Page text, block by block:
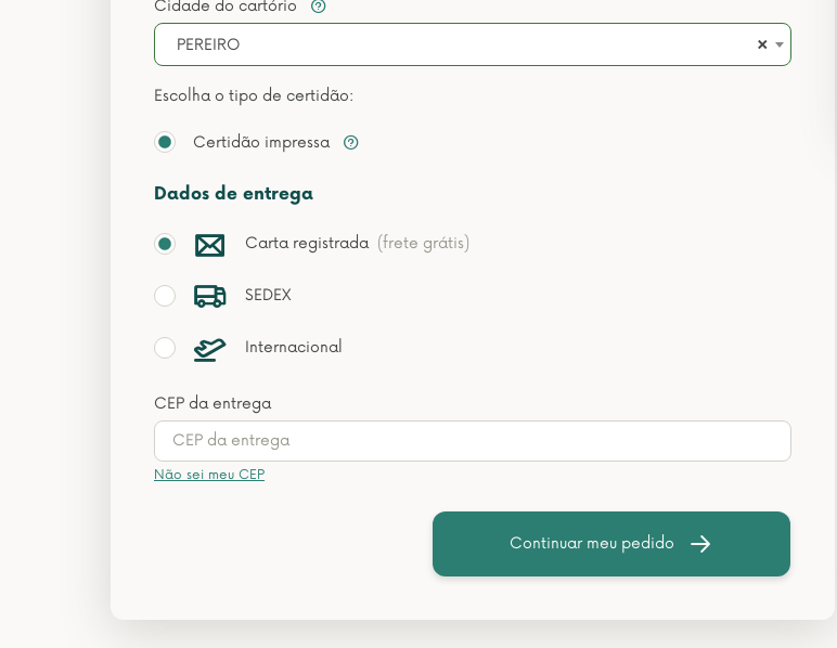
Cidade do cartório
×
PEREIRO
Escolha o tipo de certidão:
Certidão impressa
Dados de entrega
Carta registrada (frete grátis)
SEDEX
Internacional
CEP da entrega
Não sei meu CEP
Continuar meu pedido